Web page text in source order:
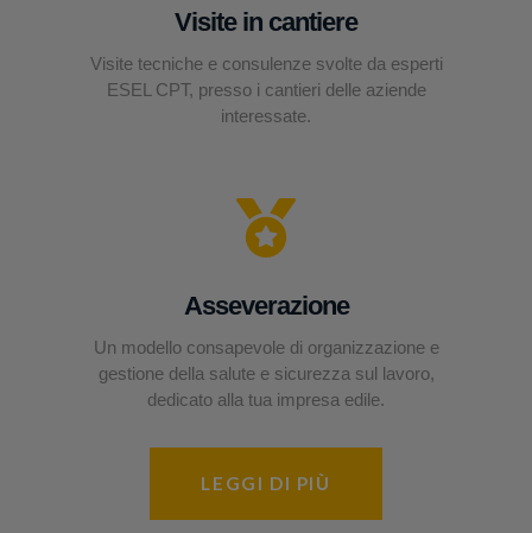
Visite in cantiere
Visite tecniche e consulenze svolte da esperti
ESEL CPT, presso i cantieri delle aziende
interessate.
Asseverazione
Un modello consapevole di organizzazione e
gestione della salute e sicurezza sul lavoro,
dedicato alla tua impresa edile.
LEGGI DI PIÙ